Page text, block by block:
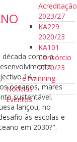
Acreditação
2023/27
KA229
2020/23
KA101
Consórcio
2020/23
eTwinning
Notícias
Eventos
década como a
14 -
oceanos, mares
sustentável.
lançou, no
às escolas e
em 2030?".